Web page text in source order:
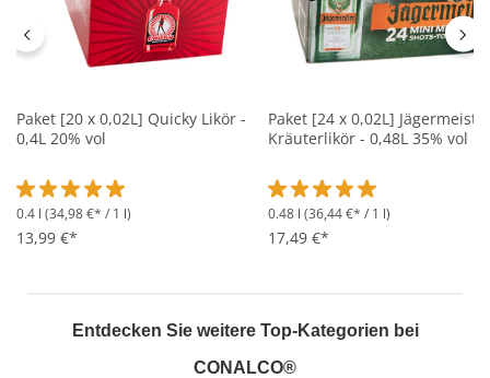
Paket [20 x 0,02L] Quicky Likör -
0,4L 20% vol
Durchschnittliche Bewertung von 5 von 5 Sternen
0.4 l (34,98 €* / 1 l)
13,99 €*
Paket [24 x 0,02L]
Kräuterlikör - 0,48L 35% vol
Durchschnittliche
0.48 l (36,44 €* / 1 l)
17,49 €*
Entdecken Sie weitere Top-Kategorien bei
CONALCO®